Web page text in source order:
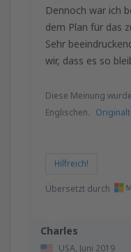
Charles
USA, Juni 2019
Dennoch war ich
dem Plan für das
Sehr
wir, dass es so
Diese Meinung
Englischen.
Hilfreich!
Übersetzt durch